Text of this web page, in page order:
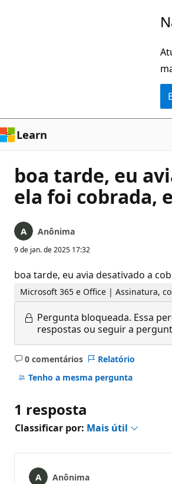
Learn
boa tarde, eu
ela foi cobrada,
Anônima
9 de jan. de 2025 17:32
boa tarde, eu avia desativado a
Microsoft 365 e Office | Assinatura,
Pergunta bloqueada. Essa
respostas ou seguir a
0 comentários
Sem
comentários
Relatório
Tenho a mesma pergunta
1 resposta
Classificar por: Mais útil
Anônima